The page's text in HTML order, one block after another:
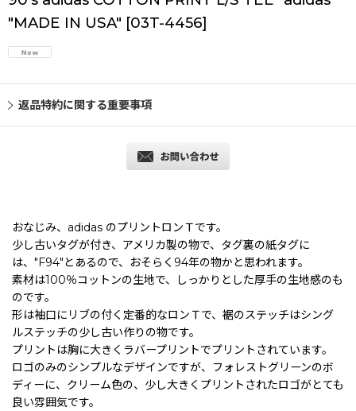
"MADE IN USA" [03T-4456]
返品特約に関する重要事項
おなじみ、adidas のプリントロンＴです。
少し古いタグが付き、アメリカ製の物で、タグ裏の紙タグに
は、"F94"とあるので、おそらく94年の物かと思われます。
素材は100％コットンの生地で、しっかりとした厚手の生地感のも
のです。
形は袖口にリブの付く定番的なロンＴで、裾のステッチはシング
ルステッチの少し古い作りの物です。
プリントは胸に大きくラバープリントでプリントされています。
ロゴのみのシンプルなデザインですが、フォレストグリーンのボ
ディーに、クリーム色の、少し大きくプリントされたロゴがとても
良い雰囲気です。